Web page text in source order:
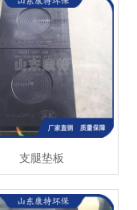
支腿垫板